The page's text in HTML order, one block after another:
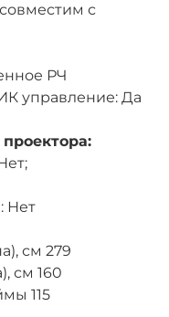
с
РЧ
управление: Да
Нет
см 279
см 160
115